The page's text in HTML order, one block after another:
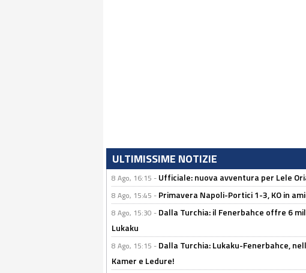
ULTIMISSIME NOTIZIE
8 Ago, 16:15 - Ufficiale: nuova avventura per Lele
8 Ago, 15:45 - Primavera Napoli-Portici 1-3, KO in
8 Ago, 15:30 - Dalla Turchia: il Fenerbahce offre 6
Lukaku
8 Ago, 15:15 - Dalla Turchia: Lukaku-Fenerbahce,
Kamer e Ledure!